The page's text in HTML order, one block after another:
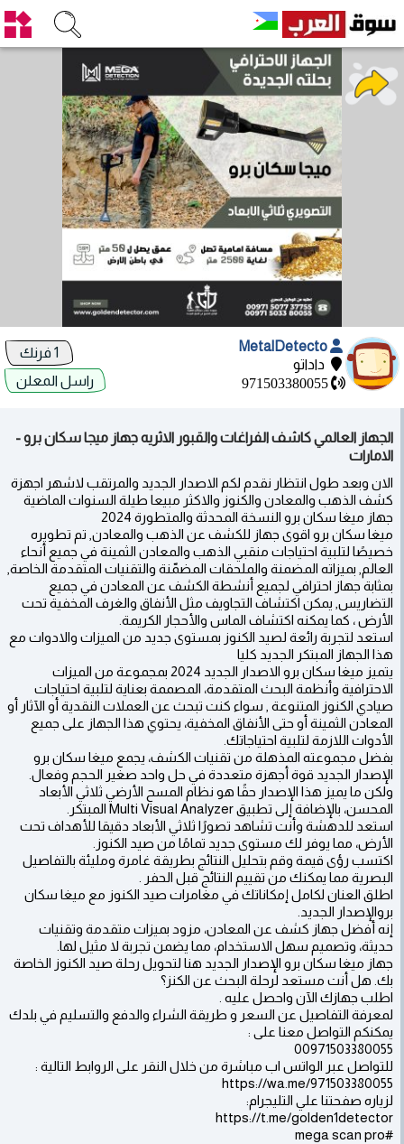
داداتو
971503380055
راسل المعلن
الجهاز العالمي كاشف الفراغات والقبور الاثريه جهاز ميجا سكان برو -
الامارات
الان وبعد طول انتظار نقدم لكم الاصدار الجديد والمرتقب لاشهر اجهزة
كشف الذهب والمعادن والكنوز والاكثر مبيعا طيلة السنوات الماضية
جهاز ميغا سكان برو النسخة المحدثة والمتطورة 2024
ميغا سكان برو اقوى جهاز للكشف عن الذهب والمعادن, تم تطويره
خصيصًا لتلبية احتياجات منقبي الذهب والمعادن الثمينة في جميع أنحاء
العالم, بميزاته المضمنة والملحقات المضمّنة والتقنيات المتقدمة الخاصة,
بمثابة جهاز احترافي لجميع أنشطة الكشف عن المعادن في جميع
التضاريس, يمكن اكتشاف التجاويف مثل الأنفاق والغرف المخفية تحت
الأرض ، كما يمكنه اكتشاف الماس والأحجار الكريمة.
استعد لتجربة رائعة لصيد الكنوز بمستوى جديد من الميزات والادوات مع
هذا الجهاز المبتكر الجديد كليا
يتميز ميغا سكان برو الاصدار الجديد 2024 بمجموعة من الميزات
الاحترافية وأنظمة البحث المتقدمة، المصممة بعناية لتلبية احتياجات
صيادي الكنوز المتنوعة , سواء كنت تبحث عن العملات النقدية أو الآثار أو
المعادن الثمينة أو حتى الأنفاق المخفية، يحتوي هذا الجهاز على جميع
الأدوات اللازمة لتلبية احتياجاتك.
بفضل مجموعته المذهلة من تقنيات الكشف، يجمع ميغا سكان برو
الإصدار الجديد قوة أجهزة متعددة في حل واحد صغير الحجم وفعال.
ولكن ما يميز هذا الإصدار حقًا هو نظام المسح الأرضي ثلاثي الأبعاد
المحسن، بالإضافة إلى تطبيق Multi Visual Analyzer المبتكر.
استعد للدهشة وأنت تشاهد تصورًا ثلاثي الأبعاد دقيقا للأهداف تحت
الأرض، مما يوفر لك مستوى جديد تمامًا من صيد الكنوز.
اكتسب رؤى قيمة وقم بتحليل النتائج بطريقة غامرة ومليئة بالتفاصيل
البصرية مما يمكنك من تقييم النتائج قبل الحفر .
اطلق العنان لكامل إمكاناتك في مغامرات صيد الكنوز مع ميغا سكان
بروالإصدار الجديد.
إنه أفضل جهاز كشف عن المعادن، مزود بميزات متقدمة وتقنيات
حديثة، وتصميم سهل الاستخدام، مما يضمن تجربة لا مثيل لها.
جهاز ميغا سكان برو الإصدار الجديد هنا لتحويل رحلة صيد الكنوز الخاصة
بك. هل أنت مستعد لرحلة البحث عن الكنز؟
اطلب جهازك الآن واحصل عليه .
لمعرفة التفاصيل عن السعر و طريقة الشراء والدفع والتسليم في بلدك
يمكنكم التواصل معنا على :
00971503380055
للتواصل عبر الواتس اب مباشرة من خلال النقر على الروابط التالية :
https://wa.me/971503380055
لزياره صفحتنا علي التليجرام:
https://t.me/golden1detector
#mega scan pro